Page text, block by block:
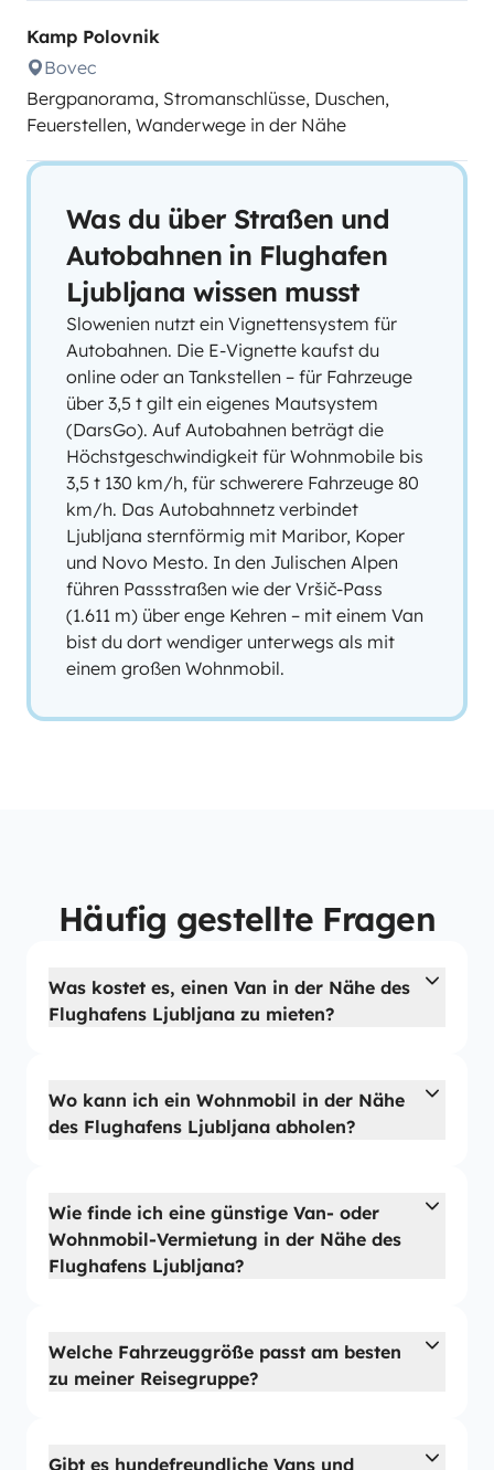
Kamp Polovnik
Bovec
Bergpanorama, Stromanschlüsse, Duschen,
Feuerstellen, Wanderwege in der Nähe
Was du über Straßen und
Autobahnen in Flughafen
Ljubljana wissen musst
Slowenien nutzt ein Vignettensystem für
Autobahnen. Die E-Vignette kaufst du
online oder an Tankstellen – für Fahrzeuge
über 3,5 t gilt ein eigenes Mautsystem
(DarsGo). Auf Autobahnen beträgt die
Höchstgeschwindigkeit für Wohnmobile bis
3,5 t 130 km/h, für schwerere Fahrzeuge 80
km/h. Das Autobahnnetz verbindet
Ljubljana sternförmig mit Maribor, Koper
und Novo Mesto. In den Julischen Alpen
führen Passstraßen wie der Vršič-Pass
(1.611 m) über enge Kehren – mit einem Van
bist du dort wendiger unterwegs als mit
einem großen Wohnmobil.
Häufig gestellte Fragen
Was kostet es, einen Van in der Nähe des
Flughafens Ljubljana zu mieten?
Wo kann ich ein Wohnmobil in der Nähe
des Flughafens Ljubljana abholen?
Wie finde ich eine günstige Van- oder
Wohnmobil-Vermietung in der Nähe des
Flughafens Ljubljana?
Welche Fahrzeuggröße passt am besten
zu meiner Reisegruppe?
Gibt es hundefreundliche Vans und